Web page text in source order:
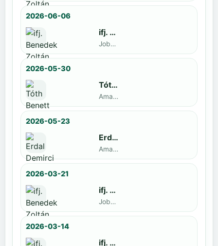
2026-06-06
ifj. Benedek Zoltán
Jobbak · döntős: Marko Novkov
2026-05-30
Tóth Benett
Amatőr · döntős: ifj. Benedek Zoltán
2026-05-23
Erdal Demirci
Amatőr · döntős: Enyedi Gergely
2026-03-21
ifj. Benedek Zoltán
Jobbak · döntős: Szatmári István
2026-03-14
ifj. Benedek Zoltán